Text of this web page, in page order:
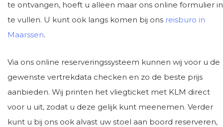
te ontvangen, hoeft u alleen maar ons online formulier in
te vullen. U kunt ook langs komen bij ons reisburo in
Maarssen.
Via ons online reserveringssysteem kunnen wij voor u de
gewenste vertrekdata checken en zo de beste prijs
aanbieden. Wij printen het vliegticket met KLM direct
voor u uit, zodat u deze gelijk kunt meenemen. Verder
kunt u bij ons ook alvast uw stoel aan boord reserveren,